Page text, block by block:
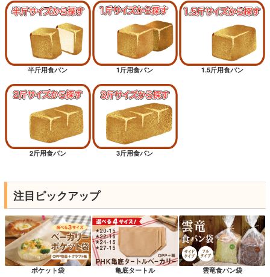
半斤用食パン 1斤用食パン 1.5斤用食パン
2斤用食パン 3斤用食パン
注目ピックアップ
ポケット袋 亀底タートル 雲竜食パン袋